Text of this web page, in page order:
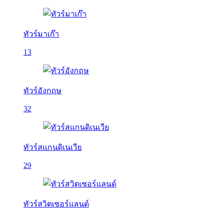
ทัวร์มาเก๊า
13
ทัวร์อังกฤษ
32
ทัวร์สแกนดิเนเวีย
29
ทัวร์สวิตเซอร์แลนด์